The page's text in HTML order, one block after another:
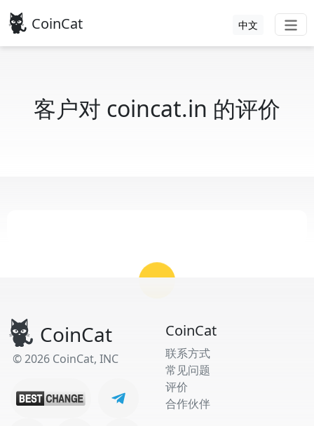
CoinCat 中文
客户对 coincat.in 的评价
CoinCat
© 2026 CoinCat, INC
CoinCat
联系方式
常见问题
评价
合作伙伴